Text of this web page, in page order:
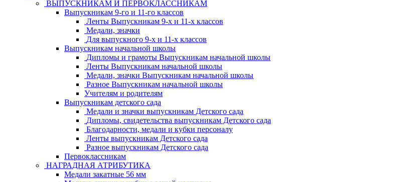
ВЫПУСКНИКАМ И ПЕРВОКЛАССНИКАМ
Выпускникам 9-го и 11-го классов
Ленты Выпускникам 9-х и 11-х классов
Медали, значки
Для выпускного 9-х и 11-х классов
Выпускникам начальной школы
Дипломы и грамоты Выпускникам начальной школы
Ленты Выпускникам начальной школы
Медали, значки Выпускникам начальной школы
Разное Выпускникам начальной школы
Учителям и родителям
Выпускникам детского сада
Медали и значки выпускникам Детского сада
Дипломы, свидетельства выпускникам Детского сада
Благодарности, медали и кубки персоналу
Ленты выпускникам Детского сада
Разное выпускникам Детского сада
Первоклассникам
НАГРАДНАЯ АТРИБУТИКА
Медали закатные 56 мм